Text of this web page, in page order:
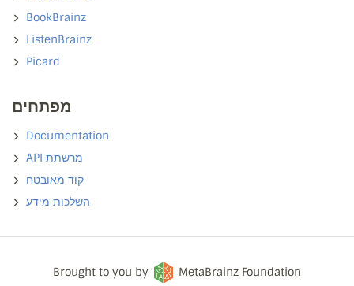
BookBrainz
ListenBrainz
Picard
מפתחים
Documentation
API מרשתת
קוד מאובטח
השלכות מידע
Brought to you by MetaBrainz Foundation